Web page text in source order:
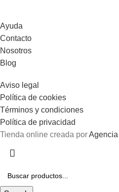
Ayuda
Contacto
Nosotros
Blog
Aviso legal
Política de cookies
Términos y condiciones
Política de privacidad
Tienda online creada por
Gastos de envío gratis en